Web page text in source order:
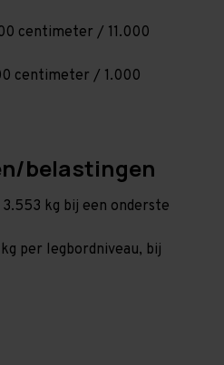
centimeter / 11.000
centimeter / 1.000
belastingen
kg bij een onderste
per legbordniveau, bij